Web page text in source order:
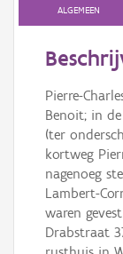
Hergebruik
Aanmelden
ALGEMEEN
Pierre-
Benoit; in
(ter
kortweg
nagenoeg
Lambert-
waren
Drabstraat